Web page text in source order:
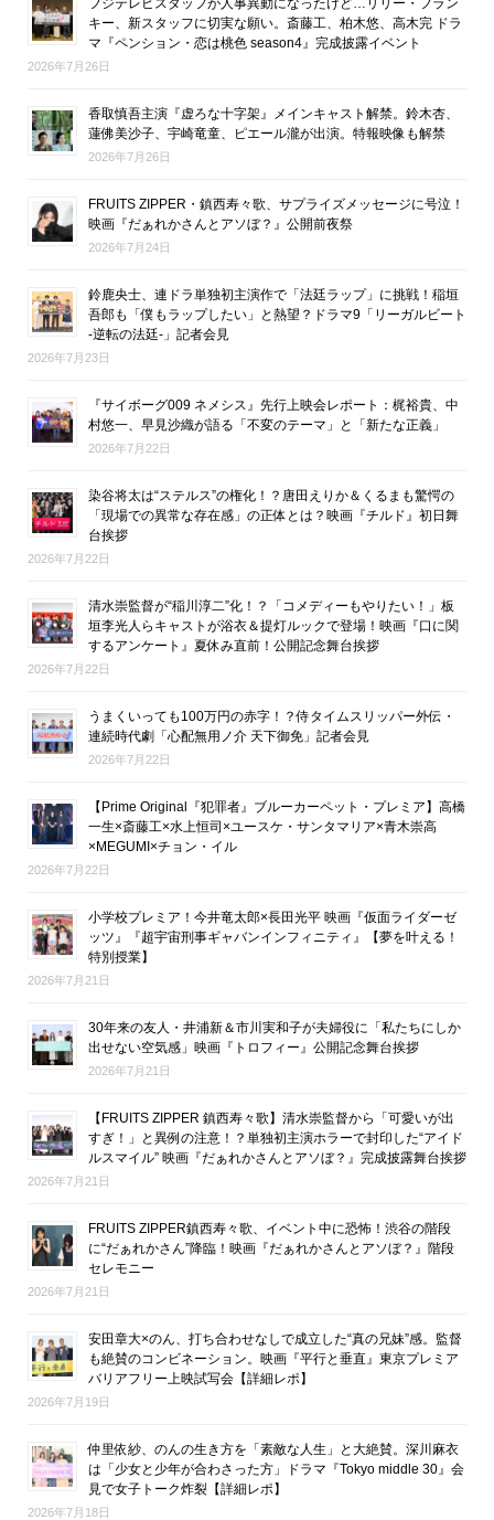
キー、新スタッフに切実な願い。斎藤工、柏木悠、高木完 ドラ
マ『ペンション・恋は桃色 season4』完成披露イベント
2026年7月26日
香取慎吾主演『虚ろな十字架』メインキャスト解禁。鈴木杏、
蓮佛美沙子、宇崎竜童、ピエール瀧が出演。特報映像も解禁
2026年7月26日
FRUITS ZIPPER・鎮西寿々歌、サプライズメッセージに号泣！
映画『だぁれかさんとアソぼ？』公開前夜祭
2026年7月24日
鈴鹿央士、連ドラ単独初主演作で「法廷ラップ」に挑戦！稲垣
吾郎も「僕もラップしたい」と熱望？ドラマ9「リーガルビート
-逆転の法廷-」記者会見
2026年7月23日
『サイボーグ009 ネメシス』先行上映会レポート：梶裕貴、中
村悠一、早見沙織が語る「不変のテーマ」と「新たな正義」
2026年7月22日
染谷将太は“ステルス”の権化！？唐田えりか＆くるまも驚愕の
「現場での異常な存在感」の正体とは？映画『チルド』初日舞
台挨拶
2026年7月22日
清水崇監督が“稲川淳二”化！？「コメディーもやりたい！」板
垣李光人らキャストが浴衣＆提灯ルックで登場！映画『口に関
するアンケート』夏休み直前！公開記念舞台挨拶
2026年7月22日
うまくいっても100万円の赤字！？侍タイムスリッパー外伝・
連続時代劇「心配無用ノ介 天下御免」記者会見
2026年7月22日
【Prime Original『犯罪者』ブルーカーペット・プレミア】高橋
一生×斎藤工×水上恒司×ユースケ・サンタマリア×青木崇高
×MEGUMI×チョン・イル
2026年7月22日
小学校プレミア！今井竜太郎×長田光平 映画『仮面ライダーゼ
ッツ』『超宇宙刑事ギャバンインフィニティ』【夢を叶える！
特別授業】
2026年7月21日
30年来の友人・井浦新＆市川実和子が夫婦役に「私たちにしか
出せない空気感」映画『トロフィー』公開記念舞台挨拶
2026年7月21日
【FRUITS ZIPPER 鎮西寿々歌】清水崇監督から「可愛いが出
すぎ！」と異例の注意！？単独初主演ホラーで封印した“アイド
ルスマイル” 映画『だぁれかさんとアソぼ？』完成披露舞台挨拶
2026年7月21日
FRUITS ZIPPER鎮西寿々歌、イベント中に恐怖！渋谷の階段
に“だぁれかさん”降臨！映画『だぁれかさんとアソぼ？』階段
セレモニー
2026年7月21日
安田章大×のん、打ち合わせなしで成立した“真の兄妹”感。監督
も絶賛のコンビネーション。映画『平行と垂直』東京プレミア
バリアフリー上映試写会【詳細レポ】
2026年7月19日
仲里依紗、のんの生き方を「素敵な人生」と大絶賛。深川麻衣
は「少女と少年が合わさった方」ドラマ『Tokyo middle 30』会
見で女子トーク炸裂【詳細レポ】
2026年7月18日